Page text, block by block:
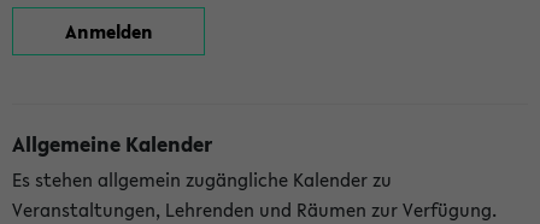
Anmelden
Allgemeine Kalender
Es stehen allgemein zugängliche Kalender zu
Veranstaltungen, Lehrenden und Räumen zur Verfügung.